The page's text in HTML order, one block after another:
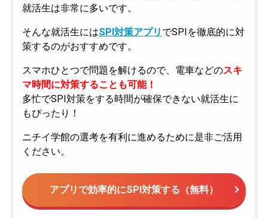
就活生は非常に多いです。
そんな就活生にはSPI対策アプリ でSPIを徹底的に対
策するのがおすすめです。
スマホひとつで問題を解けるので、電車などのスキ
マ時間に対策することも可能！
多忙でSPI対策をする時間が確保できない就活生に
もぴったり！
ニチイ学館の選考を有利に進めるために是非ご活用
ください。
アプリで効率的にSPI対策する（無料）